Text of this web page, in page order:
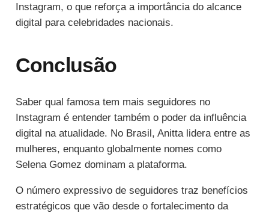
Instagram, o que reforça a importância do alcance
digital para celebridades nacionais.
Conclusão
Saber qual famosa tem mais seguidores no
Instagram é entender também o poder da influência
digital na atualidade. No Brasil, Anitta lidera entre as
mulheres, enquanto globalmente nomes como
Selena Gomez dominam a plataforma.
O número expressivo de seguidores traz benefícios
estratégicos que vão desde o fortalecimento da